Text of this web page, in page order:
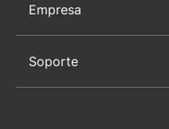
Empresa
Soporte